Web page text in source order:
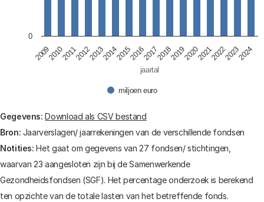
jaartal
miljoen euro
2009201020112012201320142015201620172018201920202021202220232024
0
End of interactive chart.
Gegevens: Download als CSV bestand
Bron: Jaarverslagen/ jaarrekeningen van de verschillende fondsen
Notities: Het gaat om gegevens van 27 fondsen/ stichtingen,
waarvan 23 aangesloten zijn bij de Samenwerkende
Gezondheidsfondsen (SGF). Het percentage onderzoek is berekend
ten opzichte van de totale lasten van het betreffende fonds.